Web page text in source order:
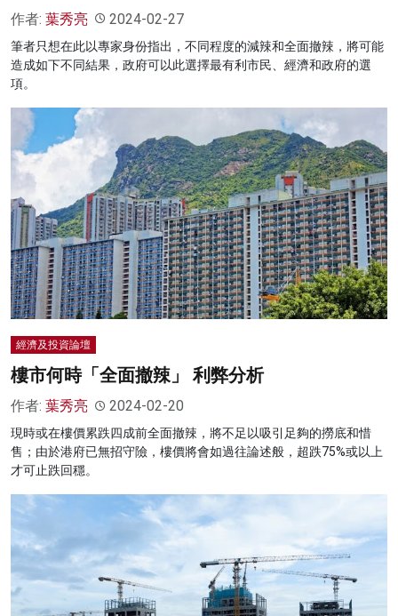
作者: 葉秀亮 2024-02-27
筆者只想在此以專家身份指出，不同程度的減辣和全面撤辣，將可能
造成如下不同結果，政府可以此選擇最有利市民、經濟和政府的選
項。
經濟及投資論壇
樓市何時「全面撤辣」 利弊分析
作者: 葉秀亮 2024-02-20
現時或在樓價累跌四成前全面撤辣，將不足以吸引足夠的撈底和惜
售；由於港府已無招守險，樓價將會如過往論述般，超跌75%或以上
才可止跌回穩。